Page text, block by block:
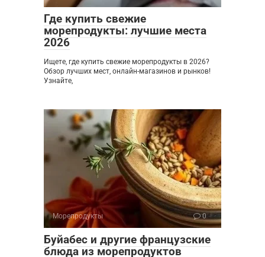
Где купить свежие
морепродукты: лучшие места
2026
Ищете, где купить свежие морепродукты в 2026?
Обзор лучших мест, онлайн-магазинов и рынков!
Узнайте,
Морепродукты 0
Буйабес и другие французские
блюда из морепродуктов